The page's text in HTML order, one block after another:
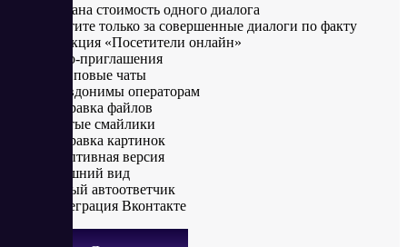
Указана стоимость одного диалога
Платите только за совершенные диалоги по факту
Функция «Посетители онлайн»
Авто-приглашения
Групповые чаты
Псевдонимы операторам
Отправка файлов
Крутые смайлики
Отправка картинок
Адаптивная версия
Внешний вид
Умный автоответчик
Интеграция Вконтакте